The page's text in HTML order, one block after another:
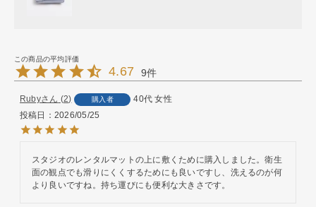
4.67 9
Ruby 2 購入者 40代 女性
投稿日
2026/05/25
スタジオのレンタルマットの上に敷くために購入しました。衛生
面の観点でも滑りにくくするためにも良いですし、洗えるのが何
より良いですね。持ち運びにも便利な大きさです。